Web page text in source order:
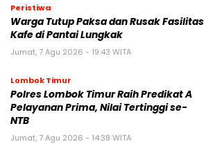
Peristiwa
Warga Tutup Paksa dan Rusak Fasilitas
Kafe di Pantai Lungkak
Jumat, 7 Agu 2026 - 19:43 WITA
Lombok Timur
Polres Lombok Timur Raih Predikat A
Pelayanan Prima, Nilai Tertinggi se-
NTB
Jumat, 7 Agu 2026 - 14:38 WITA